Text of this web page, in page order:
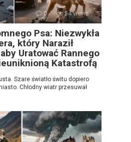
0 34 views
Psa: Niezwykła
który Naraził
Uratować Rannego
Katastrofą
Szare światło świtu dopiero
Chłodny wiatr przesuwał